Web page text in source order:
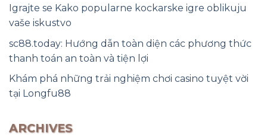
Igrajte se Kako popularne kockarske igre oblikuju
vaše iskustvo
sc88.today: Hướng dẫn toàn diện các phương thức
thanh toán an toàn và tiện lợi
Khám phá những trải nghiệm chơi casino tuyệt vời
tại Longfu88
ARCHIVES